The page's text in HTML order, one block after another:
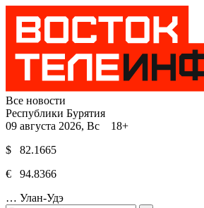
Все новости
Республики Бурятия
09 августа 2026, Вс 18+
$ 82.1665
€ 94.8366
… Улан-Удэ